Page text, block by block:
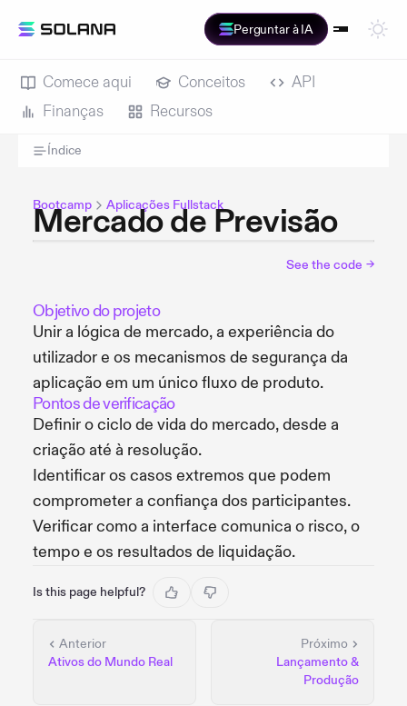
Perguntar à IA
Comece aqui Conceitos
API
Finanças
Recursos
Índice
Bootcamp Aplicações Fullstack
Mercado de Previsão
See the code →
Objetivo do projeto
Unir a lógica de mercado, a experiência do
utilizador e os mecanismos de segurança da
aplicação em um único fluxo de produto.
Pontos de verificação
Definir o ciclo de vida do mercado, desde a
criação até à resolução.
Identificar os casos extremos que podem
comprometer a confiança dos participantes.
Verificar como a interface comunica o risco, o
tempo e os resultados de liquidação.
Is this page helpful?
Anterior
Ativos do Mundo Real
Próximo
Lançamento &
Produção